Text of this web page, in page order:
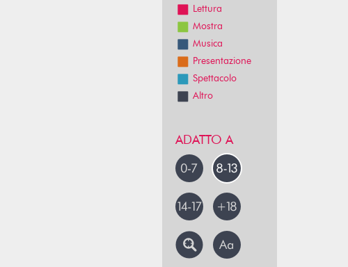
Lettura
Mostra
Musica
Presentazione
Spettacolo
Altro
ADATTO A